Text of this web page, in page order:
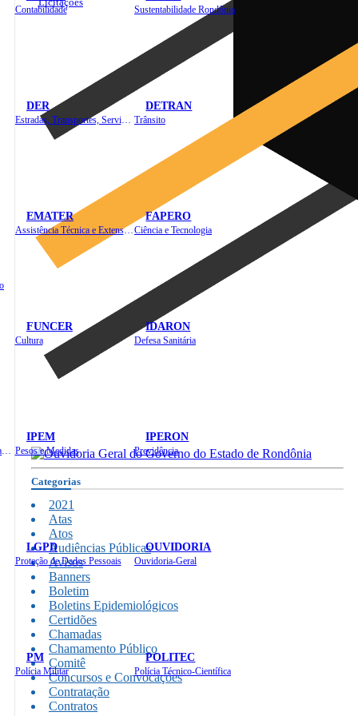
Contabilidade Sustentabilidade Rondônia
DER
Estradas, Transportes, Serviços Públicos
DETRAN
Trânsito
EMATER
Assistência Técnica e Extensão Rural
FAPERO
Ciência e Tecnologia
FUNCER
Cultura
IDARON
Defesa Sanitária
IPEM
Pesos e Medidas
IPERON
Previdência
LGPD
Proteção de Dados Pessoais
OUVIDORIA
Ouvidoria-Geral
PM
Polícia Militar
POLITEC
Polícia Técnico-Científica
Categorias
2021
Atas
Atos
Audiências Públicas
Avisos
Banners
Boletim
Boletins Epidemiológicos
Certidões
Chamadas
Chamamento Público
Comitê
Concursos e Convocações
Contratação
Contratos